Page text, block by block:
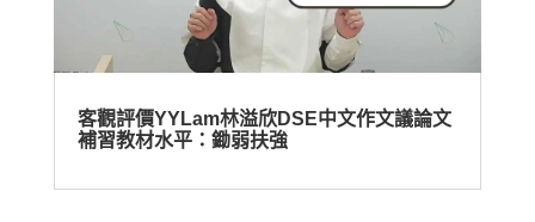
客觀評價YYLam林溢欣DSE中文作文議論文
補習教材水平：鋤弱扶強